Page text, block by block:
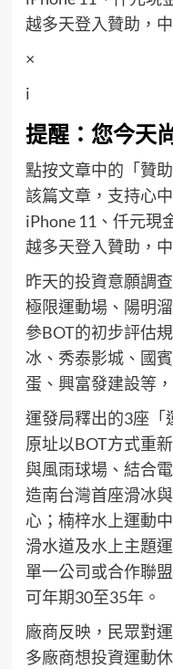
越多天登入贊助，
×
i
提醒：您今天
點按文章中的「贊
該篇文章，支持心
iPhone 11、仟元現
越多天登入贊助，
昨天的投資意願調
極限運動場、陽明
參BOT的初步評估
冰、秀泰影城、國
蛋、興富發建設等
運發局釋出的3座「
原址以BOT方式重
與風雨球場、結合
造南台灣首座滑冰
心；楠梓水上運動
滑水道及水上主題
單一公司或合作聯
可年期30至35年。
廠商反映，民眾對
多廠商想投資運動